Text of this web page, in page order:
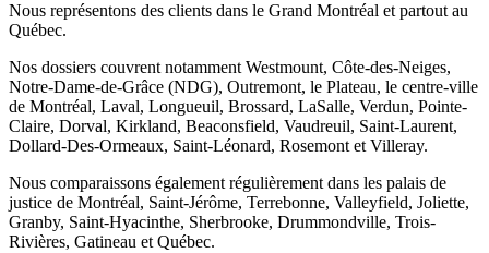
Nous représentons des clients dans le Grand Montréal et partout au
Québec.
Nos dossiers couvrent notamment Westmount, Côte-des-Neiges,
Notre-Dame-de-Grâce (NDG), Outremont, le Plateau, le centre-ville
de Montréal, Laval, Longueuil, Brossard, LaSalle, Verdun, Pointe-
Claire, Dorval, Kirkland, Beaconsfield, Vaudreuil, Saint-Laurent,
Dollard-Des-Ormeaux, Saint-Léonard, Rosemont et Villeray.
Nous comparaissons également régulièrement dans les palais de
justice de Montréal, Saint-Jérôme, Terrebonne, Valleyfield, Joliette,
Granby, Saint-Hyacinthe, Sherbrooke, Drummondville, Trois-
Rivières, Gatineau et Québec.